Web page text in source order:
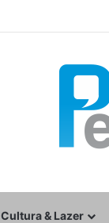
Cultura & Lazer